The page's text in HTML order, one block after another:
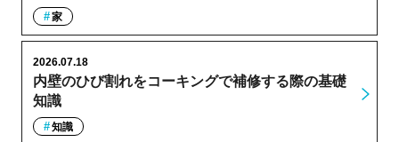
家
内壁のひび割れをコーキングで補修する際の基礎
知識
2026.07.18
知識